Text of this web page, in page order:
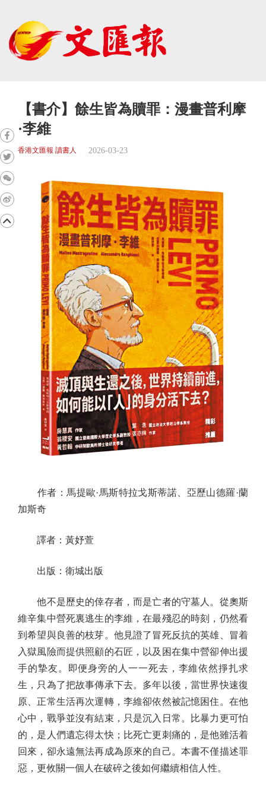
【書介】餘生皆為贖罪：漫畫普利摩
·李維
香港文匯報 讀書人 2026-03-23
作者：馬提歐·馬斯特拉戈斯蒂諾、亞歷山德羅·蘭
加斯奇
譯者：黃妤萱
出版：衛城出版
他不是歷史的倖存者，而是亡者的守墓人。從奧斯
維辛集中營死裏逃生的李維，在最殘忍的時刻，仍然看
到希望與良善的枝芽。他見證了冒死反抗的英雄、冒着
入獄風險而提供照顧的石匠，以及困在集中營卻伸出援
手的摯友。即便身旁的人一一死去，李維依然掙扎求
生，只為了把故事傳承下去。多年以後，當世界快速復
原、正常生活再次運轉，李維卻依然被記憶困住。在他
心中，戰爭並沒有結束，只是沉入日常。比暴力更可怕
的，是人們遺忘得太快；比死亡更刺痛的，是他雖活着
回來，卻永遠無法再成為原來的自己。本書不僅描述罪
惡，更攸關一個人在破碎之後如何繼續相信人性。